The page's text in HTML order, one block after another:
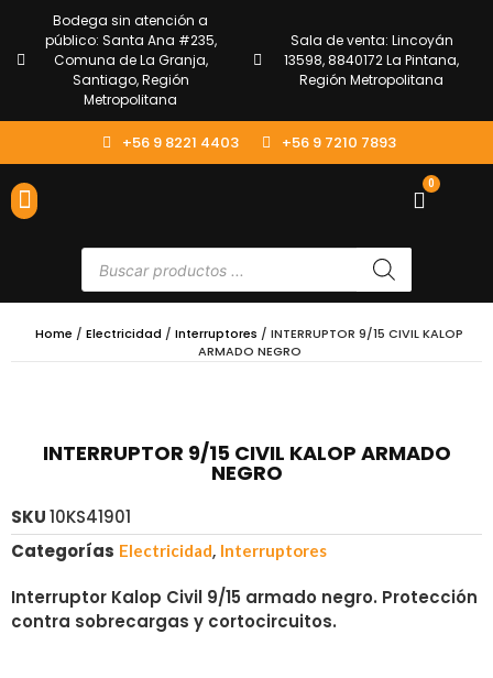
Bodega sin atención a
público: Santa Ana #235,
Comuna de La Granja,
Santiago, Región
Metropolitana
Sala de venta: Lincoyán
13598, 8840172 La Pintana,
Región Metropolitana
+56 9 8221 4403 +56 9 7210 7893
0
Home / Electricidad / Interruptores / INTERRUPTOR 9/15 CIVIL KALOP
ARMADO NEGRO
INTERRUPTOR 9/15 CIVIL KALOP ARMADO
NEGRO
SKU10KS41901
Categorías Electricidad, Interruptores
Interruptor Kalop Civil 9/15 armado negro. Protección
contra sobrecargas y cortocircuitos.